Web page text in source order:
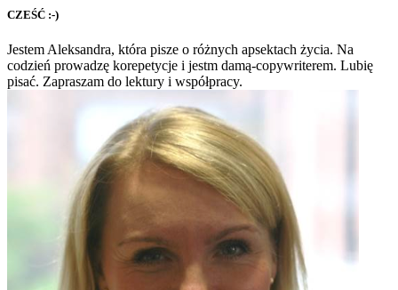
CZEŚĆ :-)
Jestem Aleksandra, która pisze o różnych apsektach życia. Na
codzień prowadzę korepetycje i jestm damą-copywriterem. Lubię
pisać. Zapraszam do lektury i współpracy.